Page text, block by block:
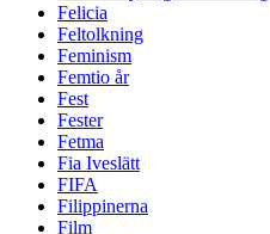
Felicia
Feltolkning
Feminism
Femtio år
Fest
Fester
Fetma
Fia Iveslätt
FIFA
Filippinerna
Film